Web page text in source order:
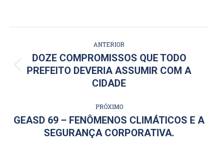
DE
POST:
ANTERIOR
Post
anterior:
DOZE COMPROMISSOS QUE TODO
PREFEITO DEVERIA ASSUMIR COM A
CIDADE
PRÓXIMO
Próximo
post:
GEASD 69 – FENÔMENOS CLIMÁTICOS E A
SEGURANÇA CORPORATIVA.